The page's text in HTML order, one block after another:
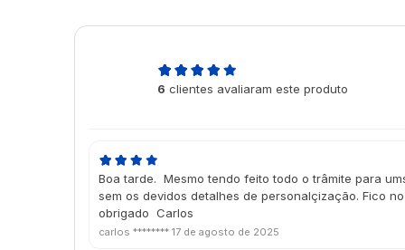
6 clientes avaliaram este produto
Boa tarde. Mesmo tendo feito todo o trâmite para
sem os devidos detalhes de personalçização. Fico
obrigado Carlos
carlos ******** 17 de agosto de 2025